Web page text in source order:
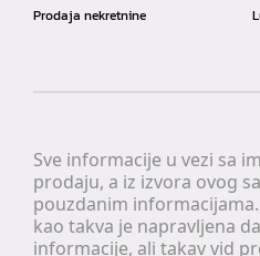
Sve informacije u vezi sa
prodaju, a iz izvora ovog
pouzdanim
kao takva je napravljena
informacije, ali takav vid
Prodaja nekretnine